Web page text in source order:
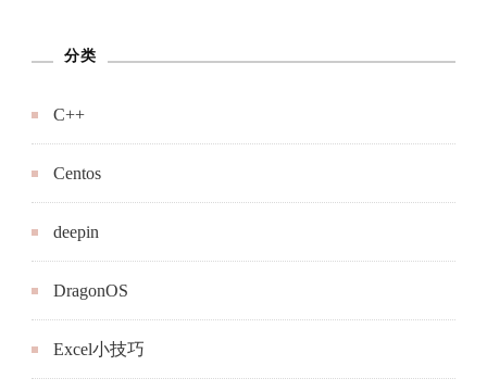
分类
C++
Centos
deepin
DragonOS
Excel小技巧